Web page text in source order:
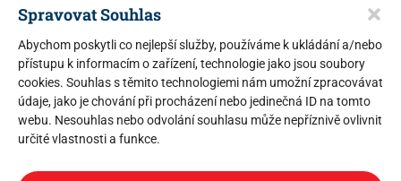
Spravovat Souhlas
Abychom poskytli co nejlepší služby, používáme k ukládání a/nebo
přístupu k informacím o zařízení, technologie jako jsou soubory
cookies. Souhlas s těmito technologiemi nám umožní zpracovávat
údaje, jako je chování při procházení nebo jedinečná ID na tomto
webu. Nesouhlas nebo odvolání souhlasu může nepříznivě ovlivnit
určité vlastnosti a funkce.
hlavní vedoucí pěší poutí
info@pout.cz
+420 739 002 737